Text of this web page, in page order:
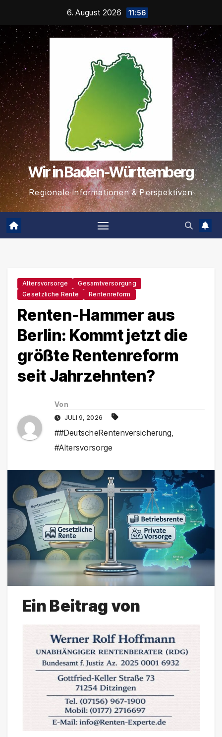
springen
6. August 2026 11:56
Wir in Baden-Württemberg
Regionale Informationen & Perspektiven
Altersvorsorge
Gesamtversorgung
Gesetzliche Rente
Rentenreform
Renten-Hammer aus
Berlin: Kommt jetzt die
größte Rentenreform
seit Jahrzehnten?
Von
JULI 9, 2026
##DeutscheRentenversicherung,
#Altersvorsorge
Ein Beitrag von